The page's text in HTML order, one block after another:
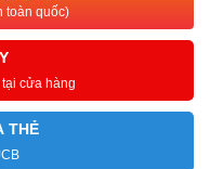
toàn quốc)
cửa hàng
THẺ